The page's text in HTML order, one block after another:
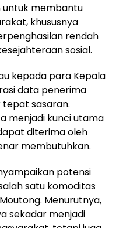
untuk membantu
khususnya
rendah
sosial.
kepada para Kepala
data penerima
sasaran.
menjadi kunci utama
diterima oleh
membutuhkan.
potensi
satu komoditas
Menurutnya,
sekadar menjadi